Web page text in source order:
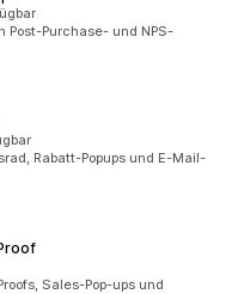
Post-Purchase- und NPS-
Rabatt-Popups und E-Mail-
Sales-Pop-ups und